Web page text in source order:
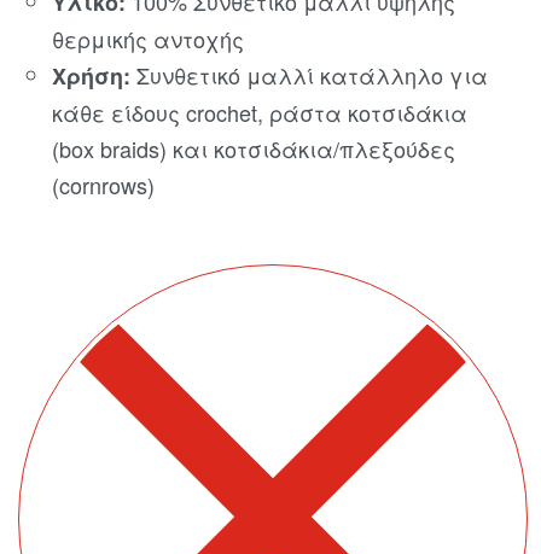
θερμικής αντοχής
Χρήση: Συνθετικό μαλλί κατάλληλο για
κάθε είδους crochet, ράστα κοτσιδάκια
(box braids) και κοτσιδάκια/πλεξούδες
(cornrows)